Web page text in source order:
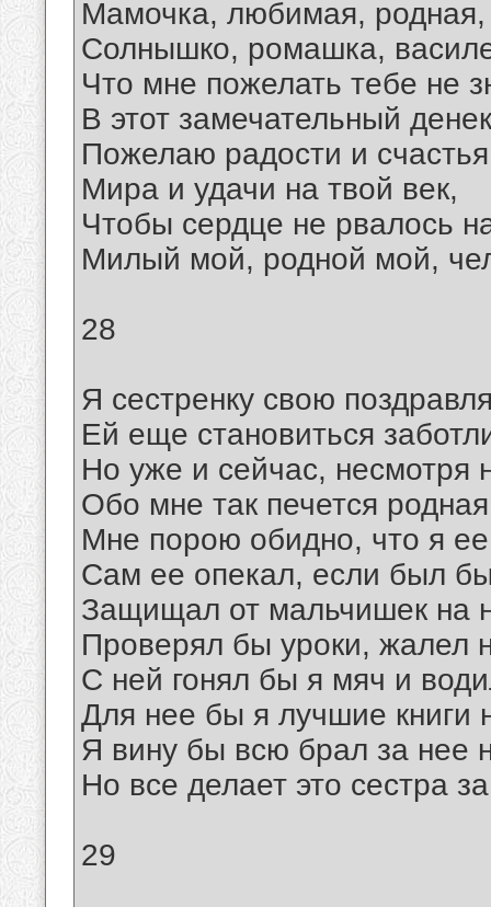
Мамочка, любимая, родная,
Солнышко, ромашка,
Что мне пожелать тебе не
В этот замечательный
Пожелаю радости и
Мира и удачи на твой век,
Чтобы сердце не рвалось
Милый мой, родной мой,
28
Я сестренку свою
Ей еще становиться
Но уже и сейчас, несмотря
Обо мне так печется
Мне порою обидно, что я
Сам ее опекал, если был
Защищал от мальчишек на
Проверял бы уроки, жалел
С ней гонял бы я мяч и
Для нее бы я лучшие книги
Я вину бы всю брал за нее
Но все делает это сестра
29